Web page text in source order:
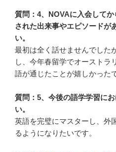
質問：4、NOVAに入会して
された出来事やエピソードが
い。
最初は全く話せませんでした
し、今年春留学でオーストラ
語が通じたことが嬉しかった
質問：5、今後の語学学習に
い。
英語を完璧にマスターし、外
るようになりたいです。